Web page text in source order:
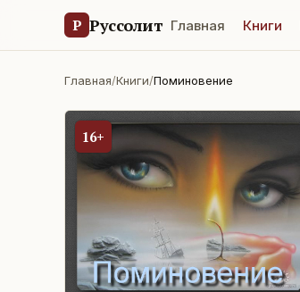
Р Руссолит Главная Книги
Главная/Книги/Поминовение
16+